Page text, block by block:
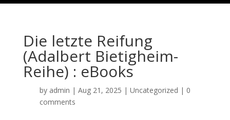
Die letzte Reifung
(Adalbert Bietigheim-
Reihe) : eBooks
by admin | Aug 21, 2025 | Uncategorized | 0
comments